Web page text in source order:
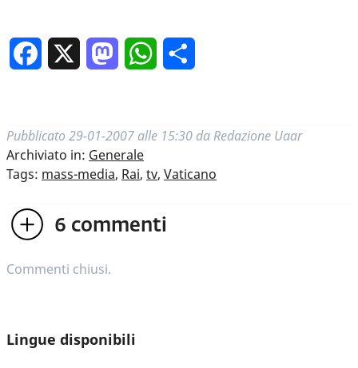
Facebook MastodonWhatsApp
Pubblicato 29-01-2007 alle 15:30 da Redazione Uaar
Archiviato in: Generale
Tags: mass-media, Rai, tv, Vaticano
6 commenti
Commenti chiusi.
Lingue disponibili